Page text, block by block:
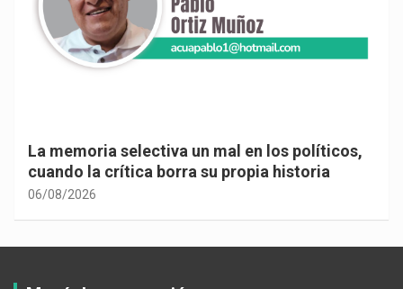
La memoria selectiva un mal en los políticos,
cuando la crítica borra su propia historia
06/08/2026